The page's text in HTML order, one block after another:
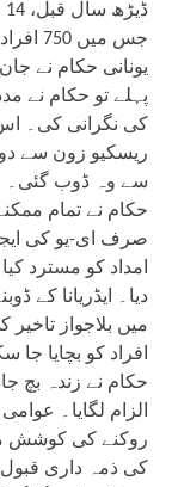
جس
یونانی حکام نے
پہلے تو حکام نے
کی نگرانی کی۔ اس
ریسکیو زون سے
سے وہ ڈوب گئی۔
حکام نے تمام
صرف ای-یو کی
امداد کو مسترد
دیا۔ ایڈریانا کے
افراد کو بچایا
حکام نے زندہ بچ
الزام لگایا۔
کی ذمہ داری قبول